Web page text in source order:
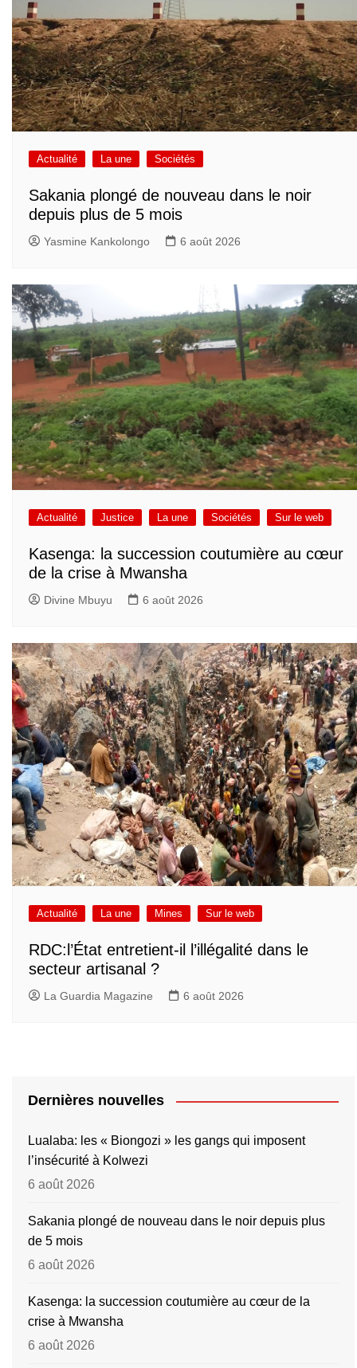
Actualité La une Sociétés
Sakania plongé de nouveau dans le noir
depuis plus de 5 mois
Yasmine Kankolongo 6 août 2026
Actualité Justice La une Sociétés Sur le web
Kasenga: la succession coutumière au cœur
de la crise à Mwansha
Divine Mbuyu 6 août 2026
Actualité La une Mines Sur le web
RDC:l’État entretient-il l’illégalité dans le
secteur artisanal ?
La Guardia Magazine 6 août 2026
Dernières nouvelles
Lualaba: les « Biongozi » les gangs qui imposent
l’insécurité à Kolwezi
6 août 2026
Sakania plongé de nouveau dans le noir depuis plus
de 5 mois
6 août 2026
Kasenga: la succession coutumière au cœur de la
crise à Mwansha
6 août 2026